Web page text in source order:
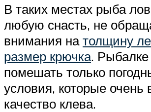
В таких местах рыба
любую снасть, не
внимания натолщину
размер крючка. Рыбалке
помешать только
условия, которые очень
качество клева.